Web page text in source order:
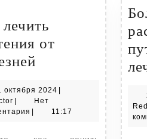
от
Как
растения
октября 202421
2024
Redactor
Нет
11:17